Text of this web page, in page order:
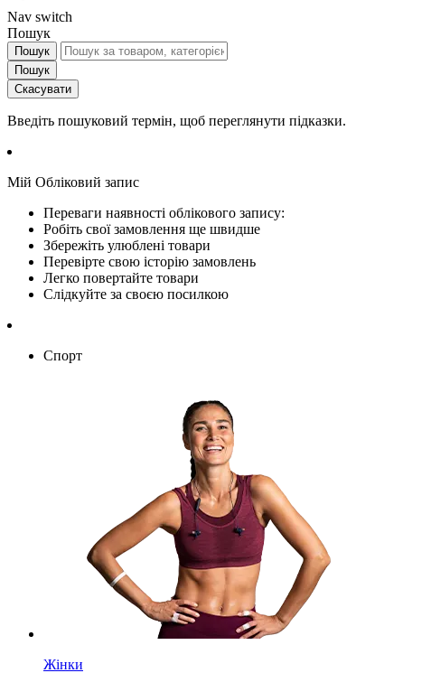
Nav switch
Пошук
Пошук
Пошук
Скасувати
Введіть пошуковий термін, щоб переглянути підказки.
Мій Обліковий запис
Переваги наявності облікового запису:
Робіть свої замовлення ще швидше
Збережіть улюблені товари
Перевірте свою історію замовлень
Легко повертайте товари
Слідкуйте за своєю посилкою
Спорт
Жінки